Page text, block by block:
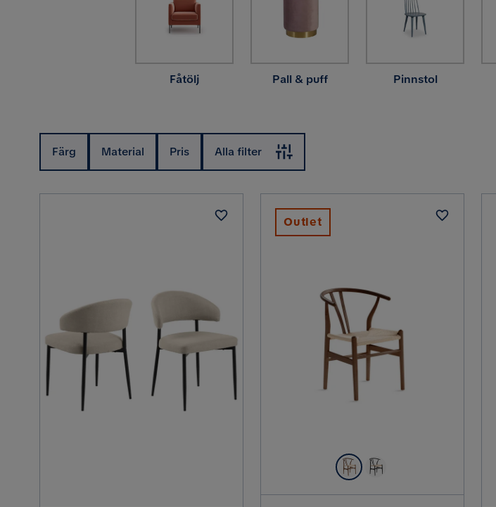
Fåtölj Pall & puff Pinnstol
Färg Material Pris Alla filter
Outlet